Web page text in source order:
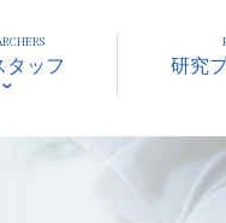
タッフ 研究